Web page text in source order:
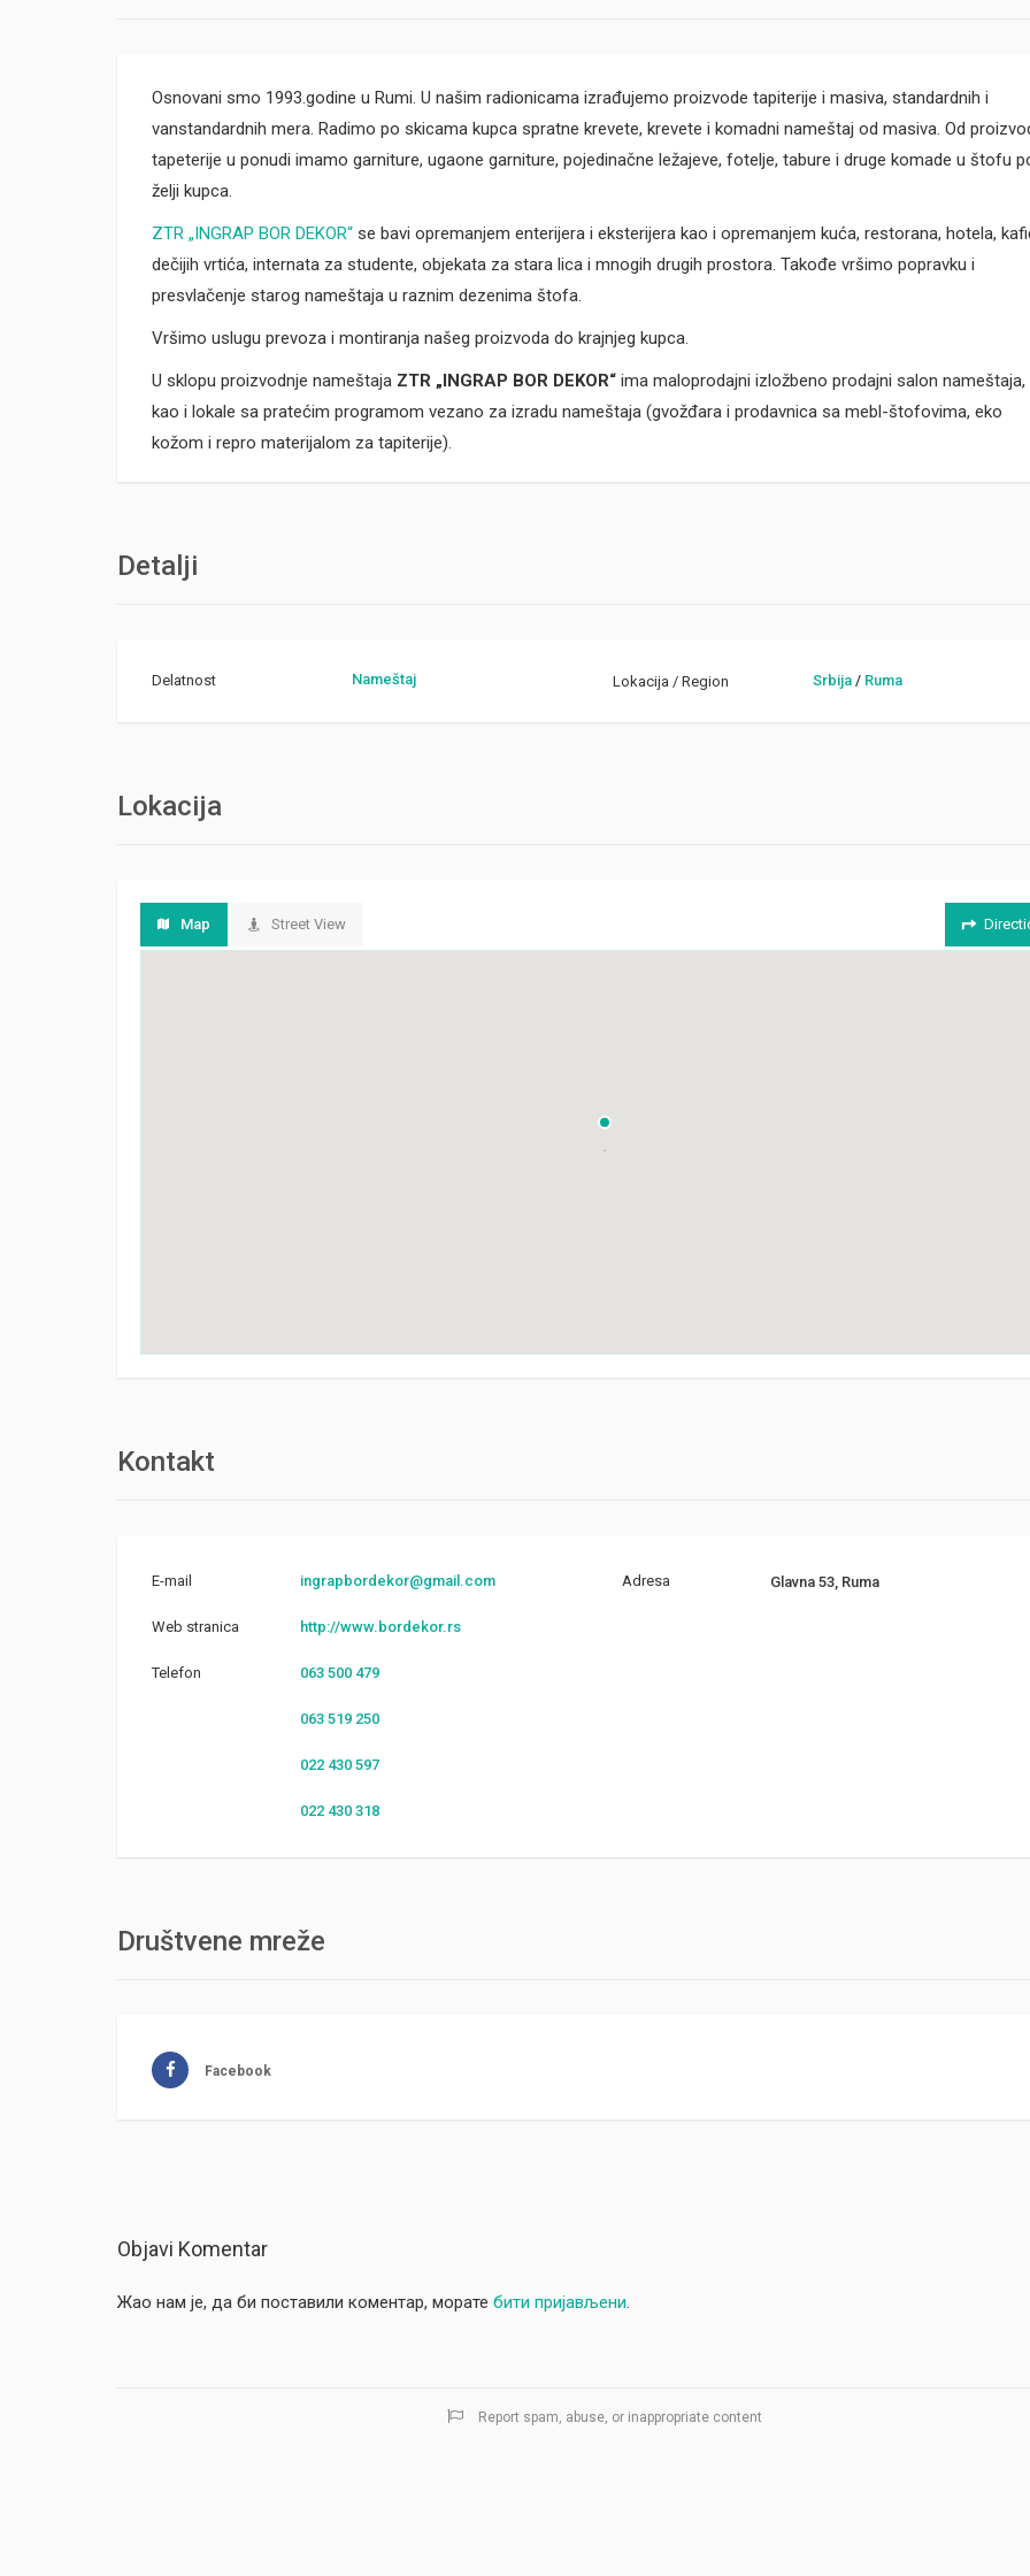
Osnovani smo 1993.godine u Rumi. U našim radionicama izrađujemo proizvode tapiterije i masiva, standardnih i
vanstandardnih mera. Radimo po skicama kupca spratne krevete, krevete i komadni nameštaj od masiva. Od
tapeterije u ponudi imamo garniture, ugaone garniture, pojedinačne ležajeve, fotelje, tabure i druge komade u štofu
želji kupca.
ZTR „INGRAP BOR DEKOR“ se bavi opremanjem enterijera i eksterijera kao i opremanjem kuća, restorana, hotela,
dečijih vrtića, internata za studente, objekata za stara lica i mnogih drugih prostora. Takođe vršimo popravku i
presvlačenje starog nameštaja u raznim dezenima štofa.
Vršimo uslugu prevoza i montiranja našeg proizvoda do krajnjeg kupca.
U sklopu proizvodnje nameštaja ZTR „INGRAP BOR DEKOR“ ima maloprodajni izložbeno prodajni salon nameštaja,
kao i lokale sa pratećim programom vezano za izradu nameštaja (gvožđara i prodavnica sa mebl-štofovima, eko
kožom i repro materijalom za tapiterije).
Detalji
Delatnost Nameštaj Lokacija / Region Srbija/ Ruma
Lokacija
Map Street View
Kontakt
E-mail ingrapbordekor@gmail.com
Web stranica http://www.bordekor.rs
Telefon 063 500 479
063 519 250
022 430 597
022 430 318
Adresa Glavna 53, Ruma
Društvene mreže
Facebook
Objavi Komentar
Жао нам је, да би поставили коментар, морате бити пријављени
Report spam, abuse, or inappropriate content